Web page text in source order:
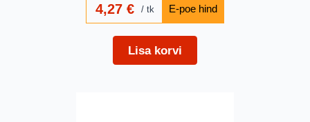
4,27€ tk
Lisa korvi